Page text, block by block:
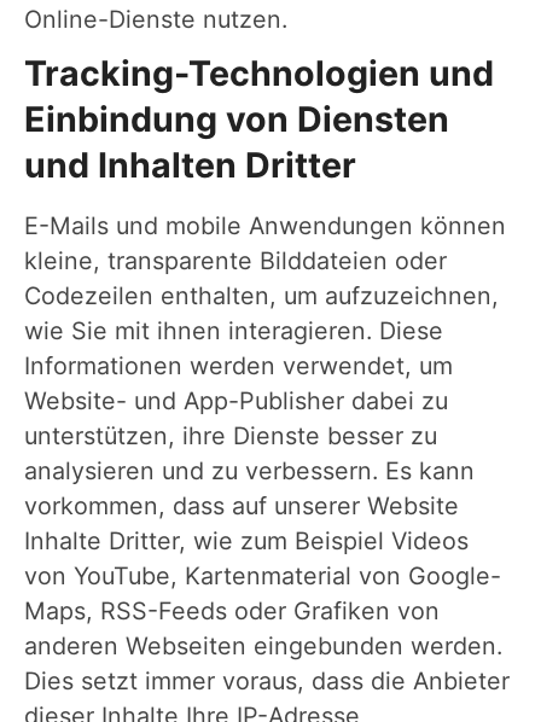
Online-Dienste nutzen.
Tracking-Technologien und
Einbindung von Diensten
und Inhalten Dritter
E-Mails und mobile Anwendungen können
kleine, transparente Bilddateien oder
Codezeilen enthalten, um aufzuzeichnen,
wie Sie mit ihnen interagieren. Diese
Informationen werden verwendet, um
Website- und App-Publisher dabei zu
unterstützen, ihre Dienste besser zu
analysieren und zu verbessern. Es kann
vorkommen, dass auf unserer Website
Inhalte Dritter, wie zum Beispiel Videos
von YouTube, Kartenmaterial von Google-
Maps, RSS-Feeds oder Grafiken von
anderen Webseiten eingebunden werden.
Dies setzt immer voraus, dass die Anbieter
dieser Inhalte Ihre IP-Adresse